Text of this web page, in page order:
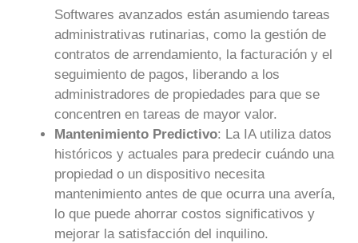
Softwares avanzados están asumiendo tareas
administrativas rutinarias, como la gestión de
contratos de arrendamiento, la facturación y el
seguimiento de pagos, liberando a los
administradores de propiedades para que se
concentren en tareas de mayor valor.
Mantenimiento Predictivo: La IA utiliza datos
históricos y actuales para predecir cuándo una
propiedad o un dispositivo necesita
mantenimiento antes de que ocurra una avería,
lo que puede ahorrar costos significativos y
mejorar la satisfacción del inquilino.